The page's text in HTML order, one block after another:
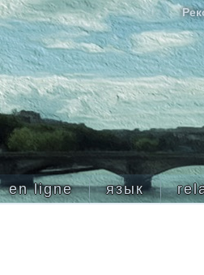
en ligne язык